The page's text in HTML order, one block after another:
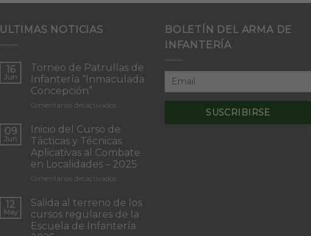
ULTIMAS NOTICIAS
16
Jun
Torneo de Patrullas de
Infantería “Inmaculada
Concepción”
Comentarios desactivadosen
de
Patrullas
de
Infantería
“Inmaculada
09
Jun
Inicio del Curso de
Tácticas y Técnicas
Aplicativas al Combate
en Localidades – 2025
Comentarios desactivadosen
del
Curso
de
Tácticas
12
May
Salida al terreno de los
cursos regulares de la
Escuela de Infantería
BOLETÍN DEL ARMA DE
INFANTERÍA